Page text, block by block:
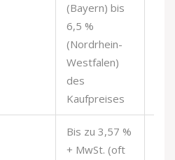
(Bayern) bis
6,5 %
(Nordrhein-
Westfalen)
des
Kaufpreises
Bis zu 3,57 %
+ MwSt. (oft